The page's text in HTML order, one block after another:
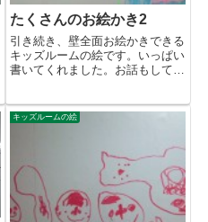
たくさんのお絵かき2
引き続き、壁全面お絵かきできる
キッズルームの絵です。いっぱい
書いてくれました。お話もして楽
キッズルームの絵